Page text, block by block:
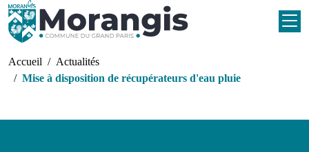
Aller au contenu principal
Fil d'Ariane
Accueil
Actualités
Mise à disposition de récupérateurs d'eau pluie